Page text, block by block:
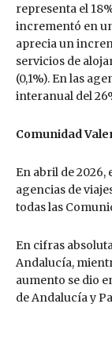
representa el
incrementó en
aprecia un
servicios de
(0,1%). En las
interanual del
Comunidad
En abril de
agencias de
todas las
En cifras
Andalucía,
aumento se dio
de Andalucía y